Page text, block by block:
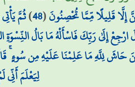
إِلَّا قَلِيلًا مِّمَّا تُحْصِنُونَ(
48
)ثُمَّ
ارْجِعْ إِلَىٰ رَبِّكَ فَاسْأَلْهُ مَا بَالُ
حَاشَ لِلَّهِ مَا عَلِمْنَا عَلَيْهِ مِن سُوءٍ
لِيَعْلَمَ